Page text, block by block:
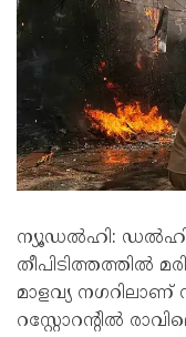
ന്യൂഡല്‍ഹി:
തീപിടിത്തത്തില്‍
മാളവ്യ
റസ്റ്റോറന്റില്‍